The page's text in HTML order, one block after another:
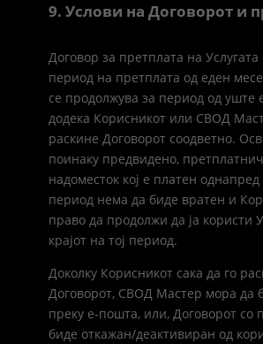
9. Услови на Договорот и
Договор за претплата на Услугата
период на претплата од еден
се продолжува за период од уште
додека Корисникот или СВОД
раскине Договорот соодветно.
поинаку предвидено,
надоместок кој е платен
период нема да биде вратен и
право да продолжи да ја користи
крајот на тој период.
Доколку Корисникот сака да го
Договорот, СВОД Мастер мора да
преку е-пошта, или, Договорот со
биде откажан/деактивиран од